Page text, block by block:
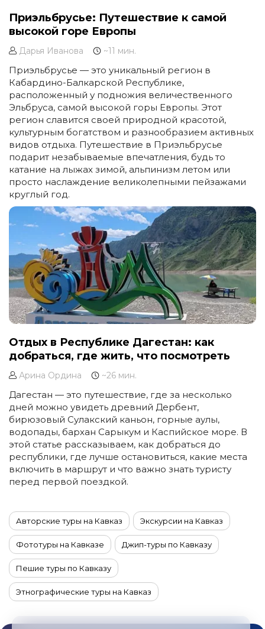
Приэльбрусье: Путешествие к самой
высокой горе Европы
Дарья Иванова ~11 мин.
Приэльбрусье — это уникальный регион в
Кабардино-Балкарской Республике,
расположенный у подножия величественного
Эльбруса, самой высокой горы Европы. Этот
регион славится своей природной красотой,
культурным богатством и разнообразием активных
видов отдыха. Путешествие в Приэльбрусье
подарит незабываемые впечатления, будь то
катание на лыжах зимой, альпинизм летом или
просто наслаждение великолепными пейзажами
круглый год.
Отдых в Республике Дагестан: как
добраться, где жить, что посмотреть
Арина Ордина ~26 мин.
Дагестан — это путешествие, где за несколько
дней можно увидеть древний Дербент,
бирюзовый Сулакский каньон, горные аулы,
водопады, бархан Сарыкум и Каспийское море. В
этой статье рассказываем, как добраться до
республики, где лучше остановиться, какие места
включить в маршрут и что важно знать туристу
перед первой поездкой.
Авторские туры на Кавказ Экскурсии на Кавказ
Фототуры на Кавказе Джип-туры по Кавказу
Пешие туры по Кавказу
Этнографические туры на Кавказ
Туры на машинах по Кавказу